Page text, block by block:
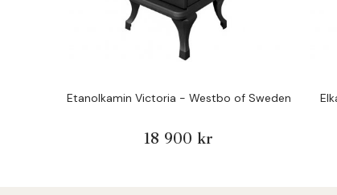
Etanolkamin Victoria - Westbo of Sweden
18 900 kr